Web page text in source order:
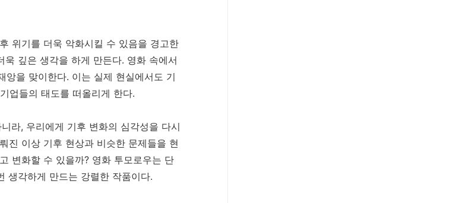
위기를 더욱 악화시킬 수 있음을 경고한
깊은 생각을 하게 만든다. 영화 속에서
을 맞이한다. 이는 실제 현실에서도 기
업들의 태도를 떠올리게 한다.
라, 우리에게 기후 변화의 심각성을 다시
진 이상 기후 현상과 비슷한 문제들을 현
변화할 수 있을까? 영화 투모로우는 단
생각하게 만드는 강렬한 작품이다.